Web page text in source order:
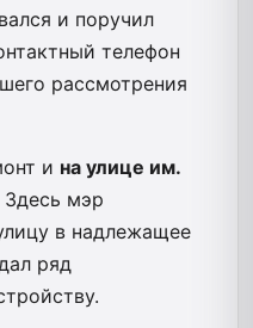
и поручил
телефон
рассмотрения
и на улице им.
Здесь мэр
в надлежащее
ряд